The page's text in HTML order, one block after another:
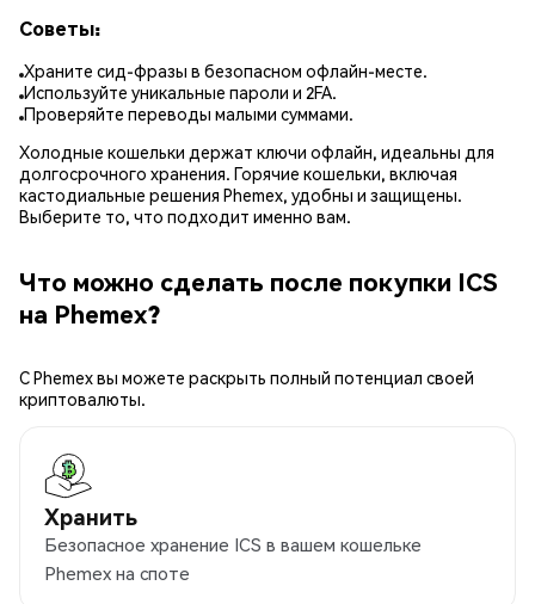
Советы:
Храните сид-фразы в безопасном офлайн-месте.
Используйте уникальные пароли и 2FA.
Проверяйте переводы малыми суммами.
Холодные кошельки держат ключи офлайн, идеальны для
долгосрочного хранения. Горячие кошельки, включая
кастодиальные решения Phemex, удобны и защищены.
Выберите то, что подходит именно вам.
Что можно сделать после покупки ICS
на Phemex?
С Phemex вы можете раскрыть полный потенциал своей
криптовалюты.
Хранить
Безопасное хранение ICS в вашем кошельке
Phemex на споте